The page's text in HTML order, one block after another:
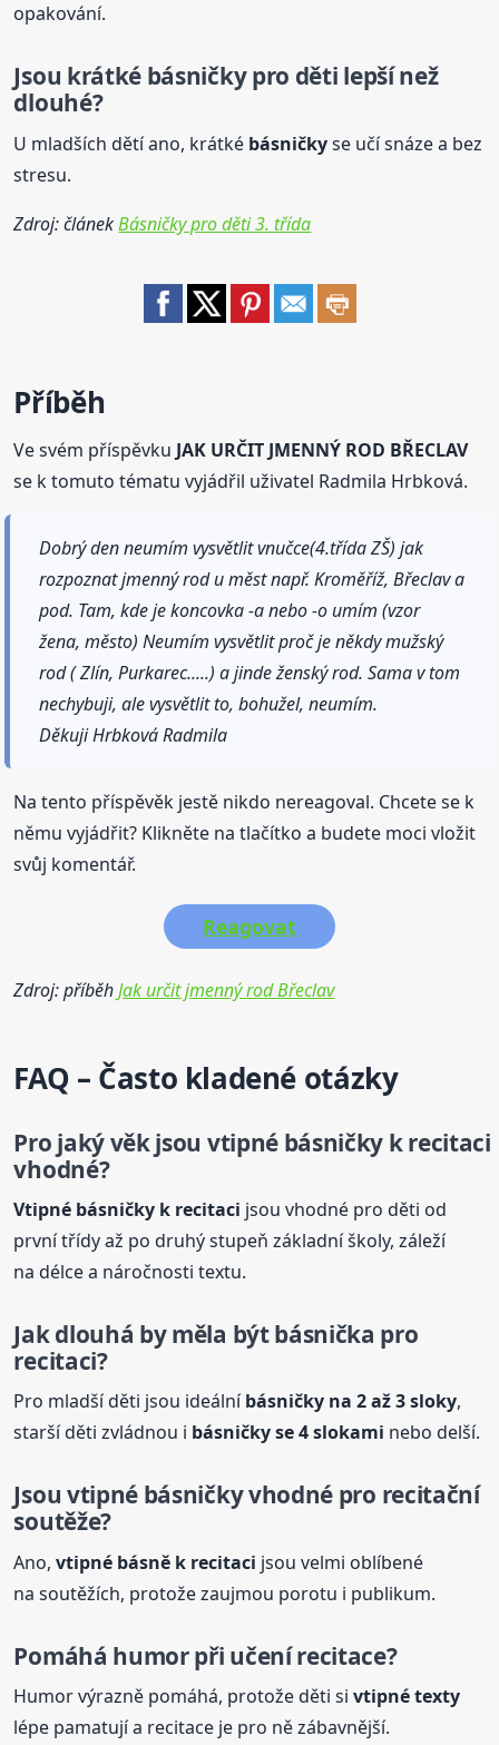
opakování.
Jsou krátké básničkypro děti lepší než
dlouhé?
U mladších dětí ano, krátké básničkyse učí snáze a bez
stresu.
Zdroj: článekBásničky pro děti 3. třída
Příběh
Ve svém příspěvku JAK URČIT JMENNÝ ROD BŘECLAV
se k tomuto tématu vyjádřil uživatel Radmila Hrbková.
Dobrý den neumím vysvětlit vnučce(4.třída ZŠ) jak
rozpoznat jmenný rod u měst např. Kroměříž, Břeclav a
pod. Tam, kde je koncovka -a nebo -o umím (vzor
žena, město) Neumím vysvětlit proč je někdy mužský
rod ( Zlín, Purkarec.....) a jinde ženský rod. Sama v tom
nechybuji, ale vysvětlit to, bohužel, neumím.
Děkuji Hrbková Radmila
Na tento příspěvěk jestě nikdo nereagoval. Chcete se k
němu vyjádřit? Klikněte na tlačítko a budete moci vložit
svůj komentář.
Reagovat
Zdroj: příběhJak určit jmenný rod Břeclav
FAQ – Často kladené otázky
Pro jaký věk jsou vtipné básničky k recitaci
vhodné?
Vtipné básničky k recitaci jsou vhodné pro děti od
první třídy až po druhý stupeň základní školy, záleží
na délce a náročnosti textu.
Jak dlouhá by měla být básnička pro
recitaci?
Pro mladší děti jsou ideálníbásničky na 2 až 3 sloky,
starší děti zvládnou i básničkyse 4 slokami nebo delší.
Jsou vtipné básničkyvhodné pro recitační
soutěže?
Ano,vtipné básně k recitaci jsou velmi oblíbené
na soutěžích, protože zaujmou porotu i publikum.
Pomáhá humor při učení recitace?
Humor výrazně pomáhá, protože děti sivtipné texty
lépe pamatují a recitace je pro ně zábavnější.